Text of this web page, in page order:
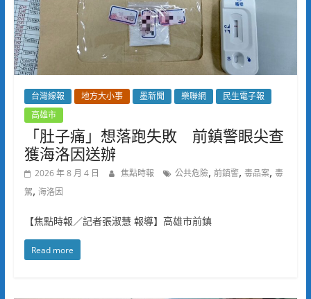
台灣線報 地方大小事 墨新聞 樂聯網
民生電子報
高雄市
「肚子痛」想落跑失敗 前鎮警眼尖查
獲海洛因送辦
2026 年 8 月 4 日 焦點時報 公共危險, 前鎮警, 毒品案, 毒
駕, 海洛因
【焦點時報／記者張淑慧 報導】高雄市前鎮
Read more